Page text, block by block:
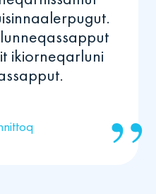
ikiorneqarluni